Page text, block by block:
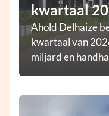
kwartaal
Ahold Delhaize
kwartaal van
miljard en